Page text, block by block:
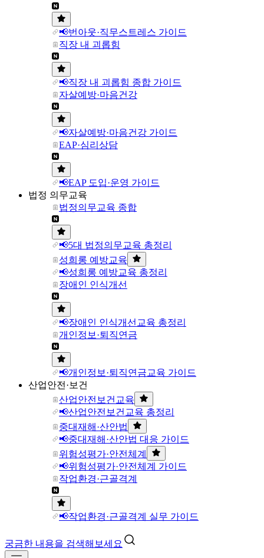
📢번아웃·직무스트레스 가이드
직장 내 괴롭힘
📢직장 내 괴롭힘 종합 가이드
자살예방·마음건강
📢자살예방·마음건강 가이드
EAP·심리상담
📢EAP 도입·운영 가이드
법정 의무교육
법정의무교육 종합
📢5대 법정의무교육 총정리
성희롱 예방교육
📢성희롱 예방교육 총정리
장애인 인식개선
📢장애인 인식개선교육 총정리
개인정보·퇴직연금
📢개인정보·퇴직연금교육 가이드
산업안전·보건
산업안전보건교육
📢산업안전보건교육 총정리
중대재해·산안법
📢중대재해·산안법 대응 가이드
위험성평가·안전체계
📢위험성평가·안전체계 가이드
작업환경·근골격계
📢작업환경·근골격계 실무 가이드
궁금한 내용을 검색해보세요